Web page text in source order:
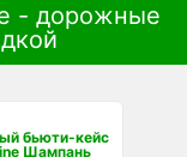
- дорожные
бьюти-кейс
Шампань